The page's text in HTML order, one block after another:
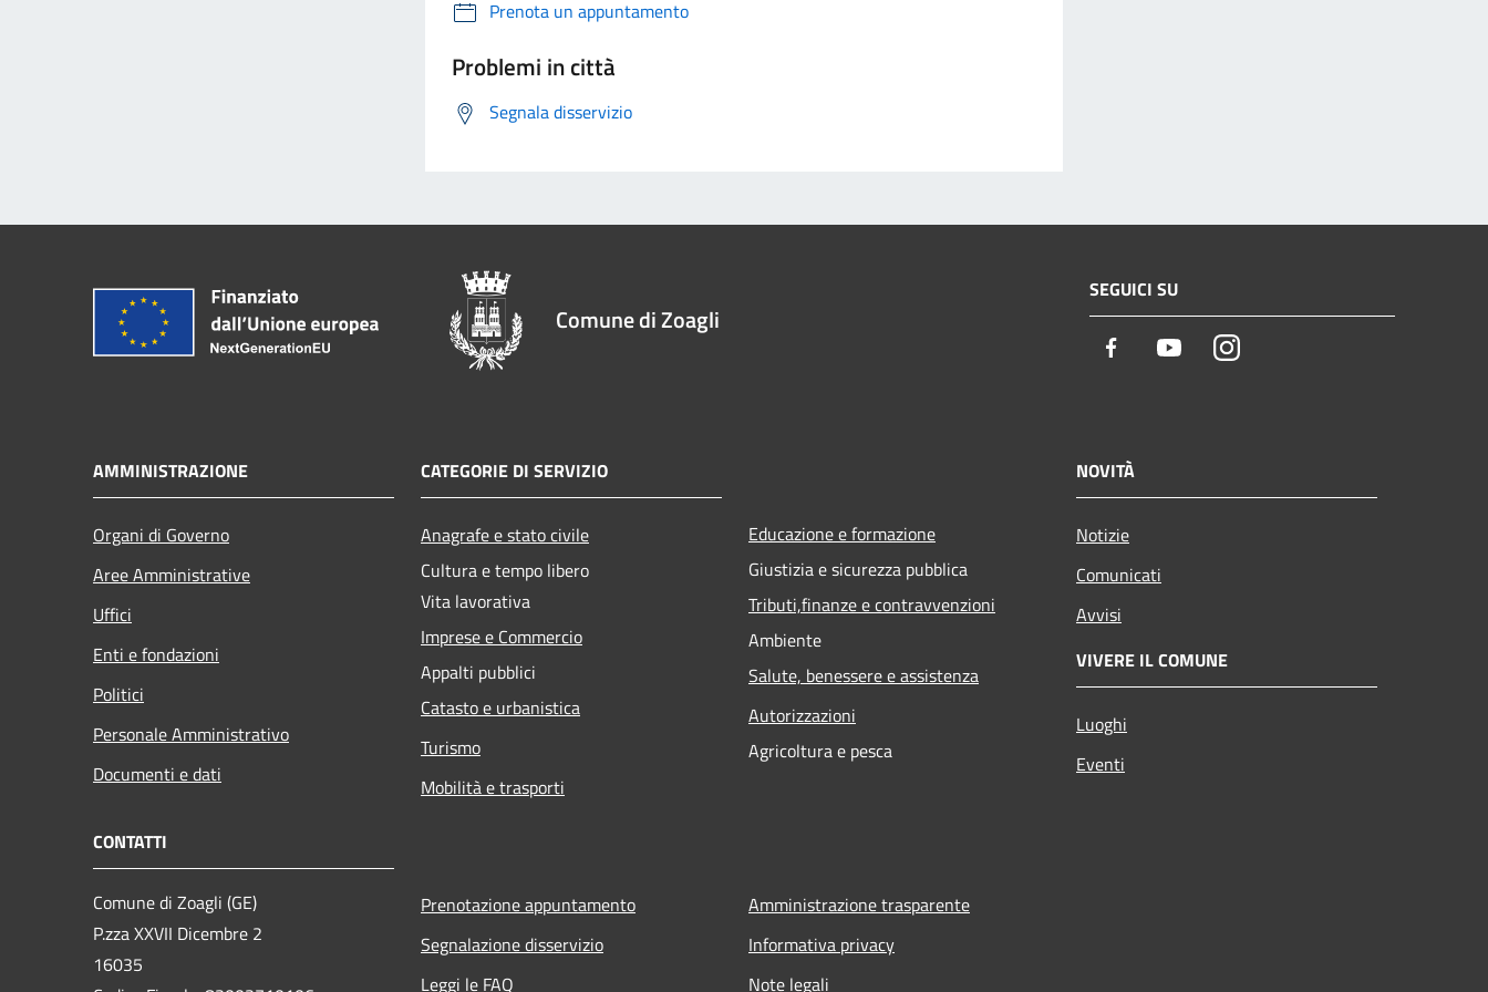
Prenota un appuntamento
Problemi in città
Segnala disservizio
Comune di Zoagli
SEGUICI SU
Facebook YoutubeInstagram
AMMINISTRAZIONE
Organi di Governo
Aree Amministrative
Uffici
Enti e fondazioni
Politici
Personale Amministrativo
Documenti e dati
CATEGORIE DI SERVIZIO
Anagrafe e stato civile
Cultura e tempo libero
Vita lavorativa
Imprese e Commercio
Appalti pubblici
Catasto e urbanistica
Turismo
Mobilità e trasporti
Educazione e formazione
Giustizia e sicurezza pubblica
Tributi,finanze e contravvenzioni
Ambiente
Salute, benessere e assistenza
Autorizzazioni
Agricoltura e pesca
NOVITÀ
Notizie
Comunicati
Avvisi
VIVERE IL COMUNE
Luoghi
Eventi
CONTATTI
Comune di Zoagli (GE)
P.zza XXVII Dicembre 2
16035
Prenotazione appuntamento
Segnalazione disservizio
Leggi le FAQ
Amministrazione trasparente
Informativa privacy
Note legali